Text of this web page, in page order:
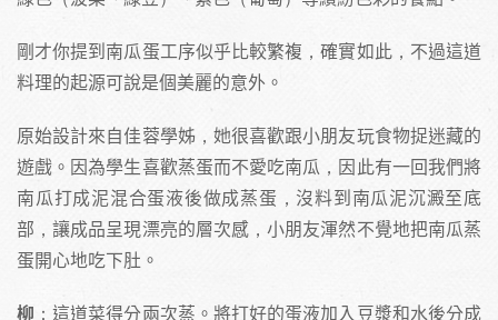
剛才你提到南瓜蛋工序似乎比較繁複，確實如此，不過這道
料理的起源可說是個美麗的意外。
原始設計來自佳蓉學姊，她很喜歡跟小朋友玩食物捉迷藏的
遊戲。因為學生喜歡蒸蛋而不愛吃南瓜，因此有一回我們將
南瓜打成泥混合蛋液後做成蒸蛋，沒料到南瓜泥沉澱至底
部，讓成品呈現漂亮的層次感，小朋友渾然不覺地把南瓜蒸
蛋開心地吃下肚。
柳 ：這道菜得分兩次蒸。將打好的蛋液加入豆漿和水後分成